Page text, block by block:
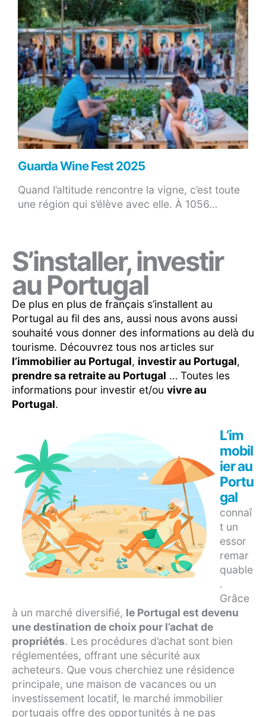
Guarda Wine Fest 2025
Quand l’altitude rencontre la vigne, c’est toute
une région qui s’élève avec elle. À 1056…
S’installer, investir
au Portugal
De plus en plus de français s’installent au
Portugal au fil des ans, aussi nous avons aussi
souhaité vous donner des informations au delà du
tourisme. Découvrez tous nos articles sur
l’immobilier au Portugal, investir au Portugal,
prendre sa retraite au Portugal … Toutes les
informations pour investir et/ou vivre au
Portugal.
L’im
mobil
ier au
Portu
gal
connaî
t un
essor
remar
quable
.
Grâce
à un marché diversifié, le Portugal est devenu
une destination de choix pour l’achat de
propriétés. Les procédures d’achat sont bien
réglementées, offrant une sécurité aux
acheteurs. Que vous cherchiez une résidence
principale, une maison de vacances ou un
investissement locatif, le marché immobilier
portugais offre des opportunités à ne pas